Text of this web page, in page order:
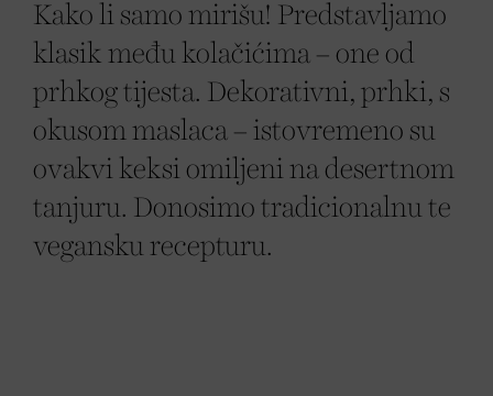
Kako li samo mirišu! Predstavljamo
klasik među kolačićima – one od
prhkog tijesta. Dekorativni, prhki, s
okusom maslaca – istovremeno su
ovakvi keksi omiljeni na desertnom
tanjuru. Donosimo tradicionalnu te
vegansku recepturu.